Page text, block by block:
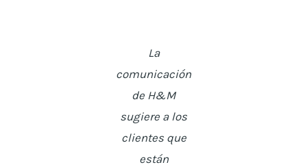
La
comunicación
de H&M
sugiere a los
clientes que
están